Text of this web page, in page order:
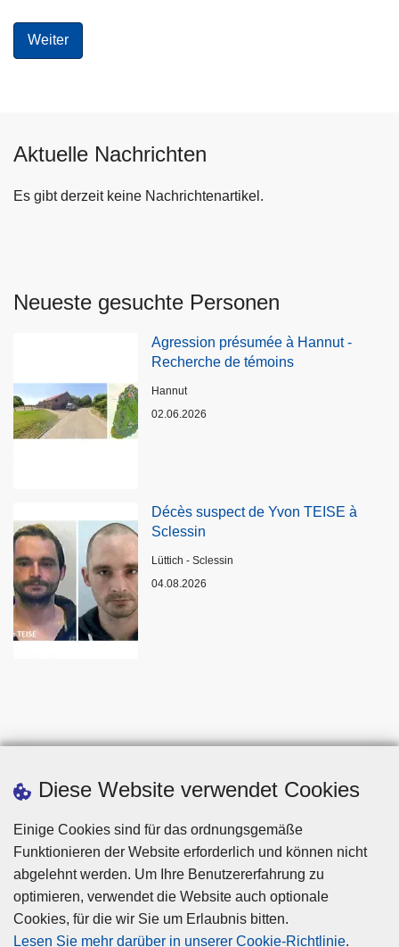
Diese Website verwendet Cookies
Einige Cookies sind für das ordnungsgemäße
Funktionieren der Website erforderlich und können nicht
abgelehnt werden. Um Ihre Benutzererfahrung zu
optimieren, verwendet die Website auch optionale
Cookies, für die wir Sie um Erlaubnis bitten.
Lesen Sie mehr darüber in unserer Cookie-Richtlinie.
Aktuelle Nachrichten
Es gibt derzeit keine Nachrichtenartikel.
Neueste gesuchte Personen
Agression présumée à Hannut -
Recherche de témoins
Standort
Hannut
02.06.2026
Décès suspect de Yvon TEISE à
Sclessin
Standort
Lüttich - Sclessin
04.08.2026
Disclaimer